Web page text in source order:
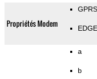
Propriétés Modem
GPRS
EDGE
a
b